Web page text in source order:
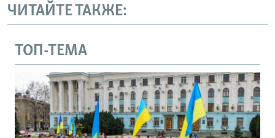
ЧИТАЙТЕ ТАКЖЕ:
ТОП-ТЕМА